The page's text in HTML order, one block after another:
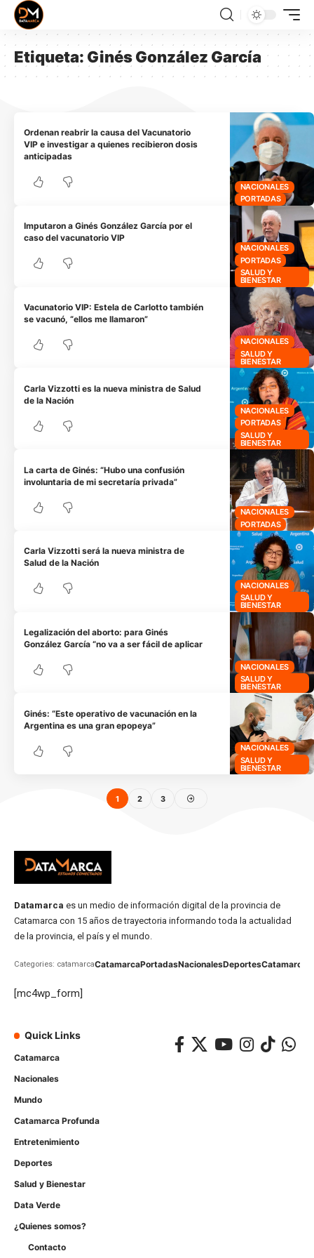
Etiqueta: Ginés González García
NACIONALES
PORTADAS
Ordenan reabrir la causa del Vacunatorio
VIP e investigar a quienes recibieron dosis
anticipadas
NACIONALES
PORTADAS
SALUD Y
BIENESTAR
Imputaron a Ginés González García por el
caso del vacunatorio VIP
NACIONALES
SALUD Y
BIENESTAR
Vacunatorio VIP: Estela de Carlotto también
se vacunó, “ellos me llamaron”
NACIONALES
PORTADAS
SALUD Y
BIENESTAR
Carla Vizzotti es la nueva ministra de Salud
de la Nación
NACIONALES
PORTADAS
La carta de Ginés: “Hubo una confusión
involuntaria de mi secretaría privada”
NACIONALES
SALUD Y
BIENESTAR
Carla Vizzotti será la nueva ministra de
Salud de la Nación
NACIONALES
SALUD Y
BIENESTAR
Legalización del aborto: para Ginés
González García “no va a ser fácil de aplicar
NACIONALES
SALUD Y
BIENESTAR
Ginés: “Este operativo de vacunación en la
Argentina es una gran epopeya”
1 2 3
Datamarca es un medio de información digital de la provincia de
Catamarca con 15 años de trayectoria informando toda la actualidad
de la provincia, el país y el mundo.
Categories: catamarcaCatamarcaPortadasNacionalesDeportesCatamarca
[mc4wp_form]
Quick Links
Catamarca
Nacionales
Mundo
Catamarca Profunda
Entretenimiento
Deportes
Salud y Bienestar
Data Verde
¿Quienes somos?
Contacto